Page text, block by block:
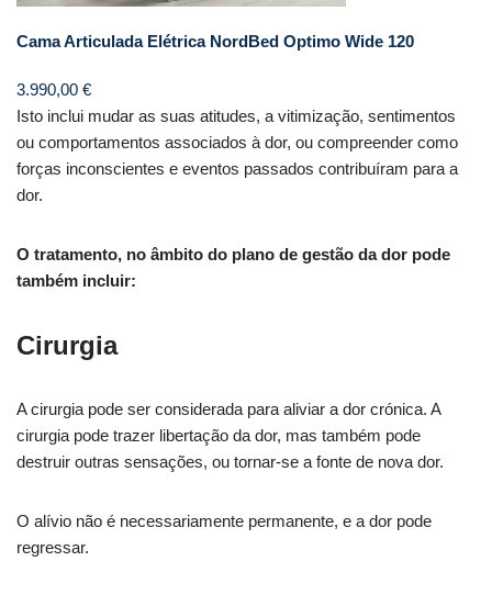
Cama Articulada Elétrica NordBed Optimo Wide 120
3.990,00 €
Isto inclui mudar as suas atitudes, a vitimização, sentimentos
ou comportamentos associados à dor, ou compreender como
forças inconscientes e eventos passados contribuíram para a
dor.
O tratamento, no âmbito do plano de gestão da dor pode
também incluir:
Cirurgia
A cirurgia pode ser considerada para aliviar a dor crónica. A
cirurgia pode trazer libertação da dor, mas também pode
destruir outras sensações, ou tornar-se a fonte de nova dor.
O alívio não é necessariamente permanente, e a dor pode
regressar.